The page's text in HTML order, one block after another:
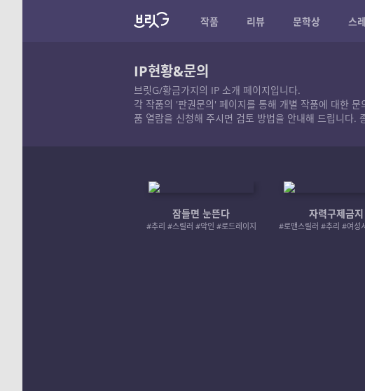
작품 리뷰 문학상 스
IP현황&문의
브릿G/황금가지의 IP 소개 페이지입니다.
각 작품의 '판권문의' 페이지를 통해 개별 작품에 대한
품 열람을 신청해 주시면 검토 방법을 안내해 드립니다.
잠들면 눈뜬다
#추리 #스릴러 #악인 #로드레이지
자력구제금지